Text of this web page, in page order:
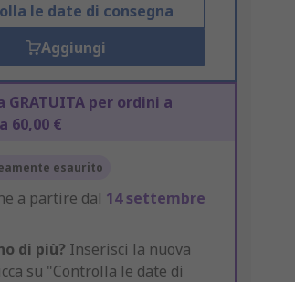
le date di consegna
Aggiungi
GRATUITA per ordini a
60,00 €
esaurito
a partire dal 14 settembre
di più? Inserisci la nuova
su "Controlla le date di